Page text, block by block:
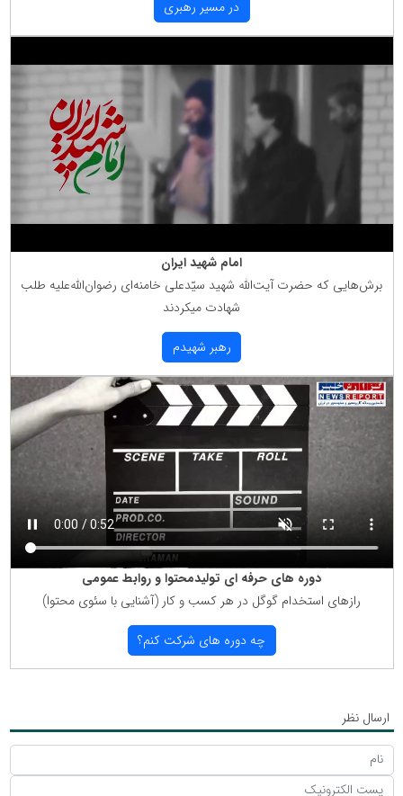
در مسیر رهبری
امام شهید ایران
برش‌هایی كه حضرت آیت‌الله شهید سیّدعلی خامنه‌ای رضوان‌الله‌علیه طلب
شهادت میكردند
رهبر شهیدم
دوره های حرفه ای تولیدمحتوا و روابط عمومی
رازهای استخدام گوگل در هر كسب و كار (آشنایی با سئوی محتوا)
چه دوره های شركت كنم؟
ارسال نظر